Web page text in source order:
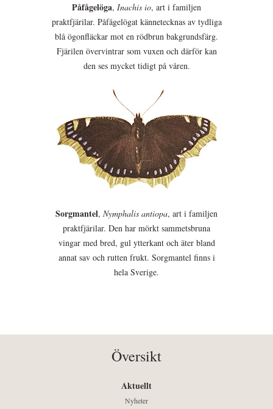
Påfågelöga, Inachis io, art i familjen
praktfjärilar. Påfågelögat kännetecknas av tydliga
blå ögonfläckar mot en rödbrun bakgrundsfärg.
Fjärilen övervintrar som vuxen och därför kan
den ses mycket tidigt på våren.
Sorgmantel, Nymphalis antiopa, art i familjen
praktfjärilar. Den har mörkt sammetsbruna
vingar med bred, gul ytterkant och äter bland
annat sav och rutten frukt. Sorgmantel finns i
hela Sverige.
Översikt
Aktuellt
Nyheter